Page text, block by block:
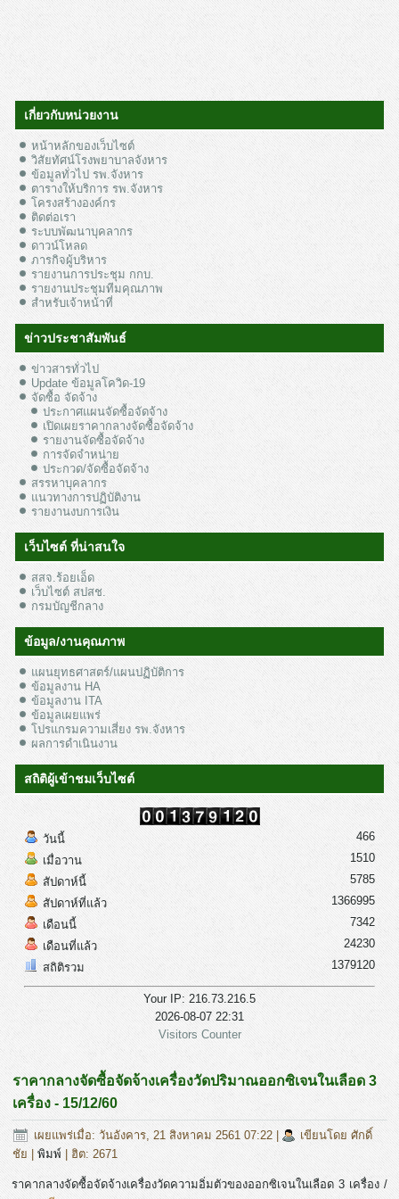
เกี่ยวกับหน่วยงาน
หน้าหลักของเว็บไซต์
วิสัยทัศน์โรงพยาบาลจังหาร
ข้อมูลทั่วไป รพ.จังหาร
ตารางให้บริการ รพ.จังหาร
โครงสร้างองค์กร
ติดต่อเรา
ระบบพัฒนาบุคลากร
ดาวน์โหลด
ภารกิจผู้บริหาร
รายงานการประชุม กกบ.
รายงานประชุมทีมคุณภาพ
สำหรับเจ้าหน้าที่
ข่าวประชาสัมพันธ์
ข่าวสารทั่วไป
Update ข้อมูลโควิด-19
จัดซื้อ จัดจ้าง
ประกาศแผนจัดซื้อจัดจ้าง
เปิดเผยราคากลางจัดซื้อจัดจ้าง
รายงานจัดซื้อจัดจ้าง
การจัดจำหน่าย
ประกวด/จัดซื้อจัดจ้าง
สรรหาบุคลากร
แนวทางการปฏิบัติงาน
รายงานงบการเงิน
เว็บไซต์ ที่น่าสนใจ
สสจ.ร้อยเอ็ด
เว็บไซต์ สปสช.
กรมบัญชีกลาง
ข้อมูล/งานคุณภาพ
แผนยุทธศาสตร์/แผนปฏิบัติการ
ข้อมูลงาน HA
ข้อมูลงาน ITA
ข้อมูลเผยแพร่
โปรแกรมความเสี่ยง รพ.จังหาร
ผลการดำเนินงาน
สถิติผู้เข้าชมเว็บไซต์
วันนี้
เมื่อวาน
สัปดาห์นี้
สัปดาห์ที่แล้ว
เดือนนี้
เดือนที่แล้ว
สถิติรวม
466
1510
5785
1366995
7342
24230
1379120
Your IP: 216.73.216.5
2026-08-07 22:31
Visitors Counter
ราคากลางจัดซื้อจัดจ้างเครื่องวัดปริมาณออกซิเจนในเลือด 3
เครื่อง - 15/12/60
เผยแพร่เมื่อ: วันอังคาร, 21 สิงหาคม 2561 07:22 |
เขียนโดย ศักดิ์
ชัย |พิมพ์ | ฮิต: 2671
ราคากลางจัดซื้อจัดจ้างเครื่องวัดความอิ่มตัวของออกซิเจนในเลือด 3 เครื่อง /